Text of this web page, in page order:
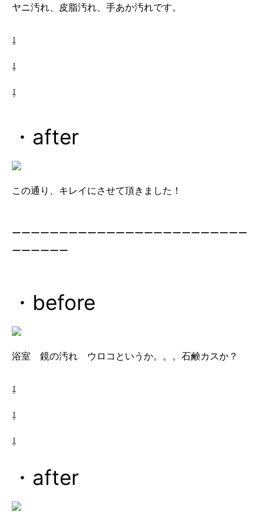
ヤニ汚れ、皮脂汚れ、手あか汚れです。
⇩
⇩
⇩
・after
この通り、キレイにさせて頂きました！
ーーーーーーーーーーーーーーーーーーーーーーーーー
ーーーーーー
・before
浴室 鏡の汚れ ウロコというか。。。石鹸カスか？
⇩
⇩
⇩
・after